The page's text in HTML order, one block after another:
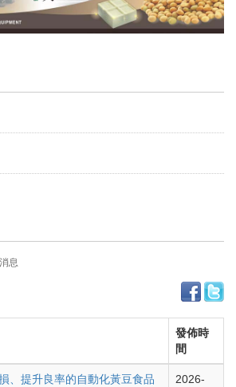
息
發佈時
間
、提升良率的自動化黃豆食品
2026-